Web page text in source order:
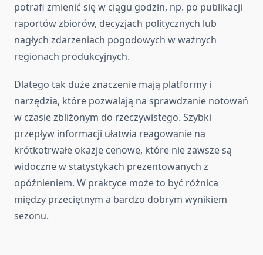
potrafi zmienić się w ciągu godzin, np. po publikacji
raportów zbiorów, decyzjach politycznych lub
nagłych zdarzeniach pogodowych w ważnych
regionach produkcyjnych.
Dlatego tak duże znaczenie mają platformy i
narzędzia, które pozwalają na sprawdzanie notowań
w czasie zbliżonym do rzeczywistego. Szybki
przepływ informacji ułatwia reagowanie na
krótkotrwałe okazje cenowe, które nie zawsze są
widoczne w statystykach prezentowanych z
opóźnieniem. W praktyce może to być różnica
między przeciętnym a bardzo dobrym wynikiem
sezonu.